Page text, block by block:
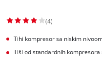
(4)
Tihi kompresor sa niskim
Tiši od standardnih